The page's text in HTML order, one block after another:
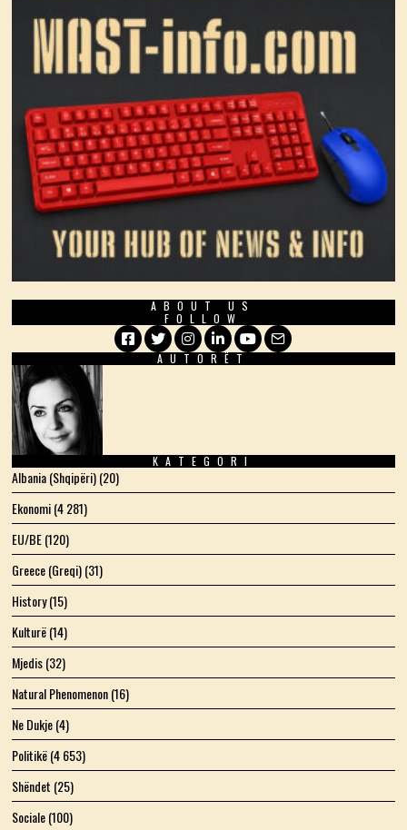
ABOUT US
FOLLOW
Facebook
TwitterInstagram
LinkedIn
YouTube
Email
AUTORËT
KATEGORI
Albania (Shqipëri)(20)
Ekonomi(4 281)
EU/BE(120)
Greece (Greqi)(31)
History(15)
Kulturë(14)
Mjedis(32)
Natural Phenomenon(16)
Ne Dukje(4)
Politikë(4 653)
Shëndet (25)
Sociale(100)